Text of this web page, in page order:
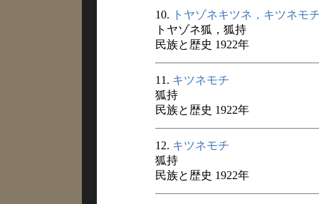
10.
トヤゾネキツネ，キツネモ
トヤゾネ狐，狐持
民族と歴史 1922年
11. キツネモチ
狐持
民族と歴史 1922年
12. キツネモチ
狐持
民族と歴史 1922年